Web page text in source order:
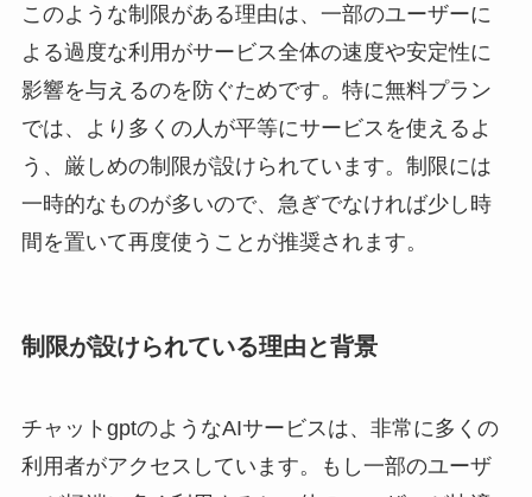
このような制限がある理由は、一部のユーザーに
よる過度な利用がサービス全体の速度や安定性に
影響を与えるのを防ぐためです。特に無料プラン
では、より多くの人が平等にサービスを使えるよ
う、厳しめの制限が設けられています。制限には
一時的なものが多いので、急ぎでなければ少し時
間を置いて再度使うことが推奨されます。
制限が設けられている理由と背景
チャットgptのようなAIサービスは、非常に多くの
利用者がアクセスしています。もし一部のユーザ